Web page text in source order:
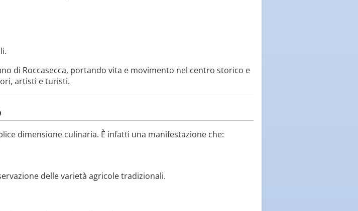
di Roccasecca, portando vita e movimento nel centro storico e
artisti e turisti.
dimensione culinaria. È infatti una manifestazione che:
delle varietà agricole tradizionali.